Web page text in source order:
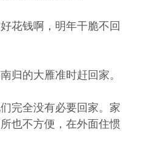
花钱啊，明年干脆不回
归的大雁准时赶回家。
完全没有必要回家。家
也不方便，在外面住惯